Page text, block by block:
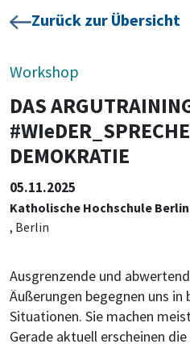
Zurück zur Übersicht
Workshop
DAS
DEMOKRATIE
05.11.2025
Katholische Hochschule Berlin
, Berlin
Ausgrenzende und
Äußerungen begegnen uns
Situationen. Sie machen
Gerade aktuell erscheinen